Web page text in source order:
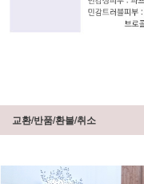
교환/반품/환불/취소